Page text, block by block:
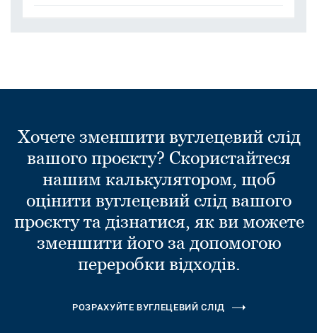
Хочете зменшити вуглецевий слід
вашого проєкту? Скористайтеся
нашим калькулятором, щоб
оцінити вуглецевий слід вашого
проєкту та дізнатися, як ви можете
зменшити його за допомогою
переробки відходів.
РОЗРАХУЙТЕ ВУГЛЕЦЕВИЙ СЛІД